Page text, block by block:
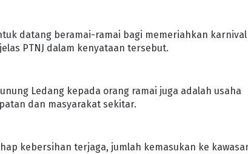
datang beramai-ramai bagi memeriahkan karnival
PTNJ dalam kenyataan tersebut.
Ledang kepada orang ramai juga adalah usaha
dan masyarakat sekitar.
kebersihan terjaga, jumlah kemasukan ke